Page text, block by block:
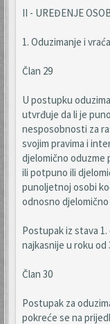
II - UREĐENJE
1. Oduzimanje i
Član 29
U postupku
utvrđuje da li je
nesposobnosti za
svojim pravima i
djelomično
ili potpuno ili
punoljetnoj osobi
odnosno
Postupak iz stava
najkasnije u roku od
Član 30
Postupak za
pokreće se na